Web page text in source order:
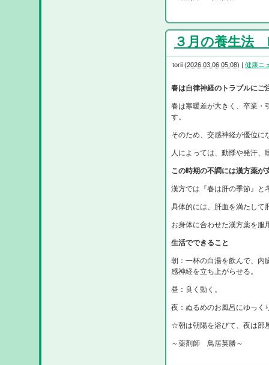
３月の養生法
torii (2026.03.06 05:08) | 健康ニ
春は自律神経のトラブルにご
春は寒暖差が大きく、卒業・
す。
そのため、交感神経が優位に
人によっては、動悸や発汗
この時期の不調には漢方薬が
漢方では『春は肝の季節』と
具体的には、肝血を満たして
お身体に合わせた漢方薬を服
生活でできること
朝：一杯の白湯を飲んで、内
感神経を立ち上がらせる。
昼：良く動く。
夜：ぬるめのお風呂にゆっく
☆朝は朝陽を浴びて、夜は部
～薬剤師 鳥居英勝～